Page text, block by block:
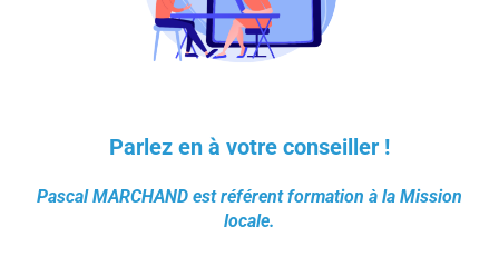
Parlez en à votre conseiller !
Pascal MARCHAND est référent formation à la Mission
locale.